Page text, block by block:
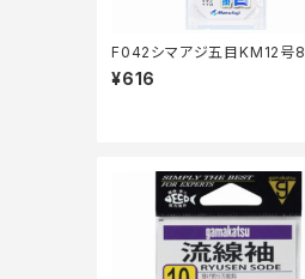
F042シマアジ五目KM12号8
¥616